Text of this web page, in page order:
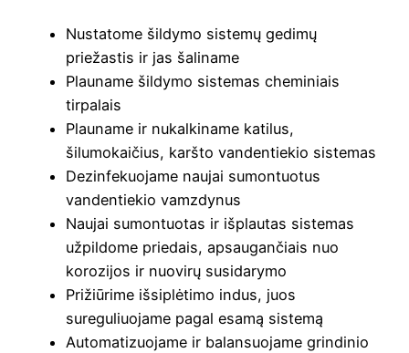
Nustatome šildymo sistemų gedimų
priežastis ir jas šaliname
Plauname šildymo sistemas cheminiais
tirpalais
Plauname ir nukalkiname katilus,
šilumokaičius, karšto vandentiekio sistemas
Dezinfekuojame naujai sumontuotus
vandentiekio vamzdynus
Naujai sumontuotas ir išplautas sistemas
užpildome priedais, apsaugančiais nuo
korozijos ir nuovirų susidarymo
Prižiūrime išsiplėtimo indus, juos
sureguliuojame pagal esamą sistemą
Automatizuojame ir balansuojame grindinio